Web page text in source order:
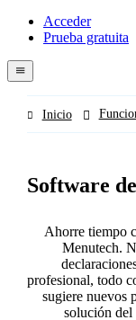
Menutech
navigation
Acceder
Prueba gratuita
menu
Inicio
Software
Ahorre tiempo
Menutech.
profesional, todo
sugiere nuevos
solución del